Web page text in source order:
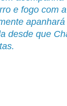
e fogo com
desde que